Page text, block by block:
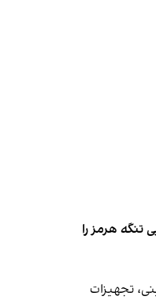
تنگه هرمز را
تجهیزات